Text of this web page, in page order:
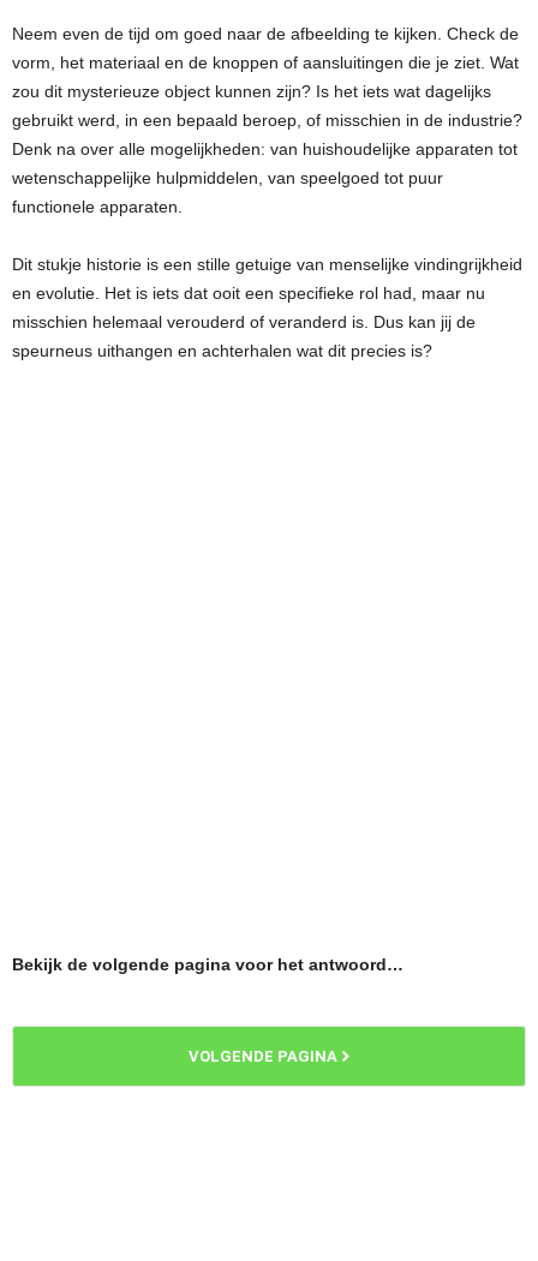
Neem even de tijd om goed naar de afbeelding te kijken. Check de
vorm, het materiaal en de knoppen of aansluitingen die je ziet. Wat
zou dit mysterieuze object kunnen zijn? Is het iets wat dagelijks
gebruikt werd, in een bepaald beroep, of misschien in de industrie?
Denk na over alle mogelijkheden: van huishoudelijke apparaten tot
wetenschappelijke hulpmiddelen, van speelgoed tot puur
functionele apparaten.
Dit stukje historie is een stille getuige van menselijke vindingrijkheid
en evolutie. Het is iets dat ooit een specifieke rol had, maar nu
misschien helemaal verouderd of veranderd is. Dus kan jij de
speurneus uithangen en achterhalen wat dit precies is?
Bekijk de volgende pagina voor het antwoord…
VOLGENDE PAGINA